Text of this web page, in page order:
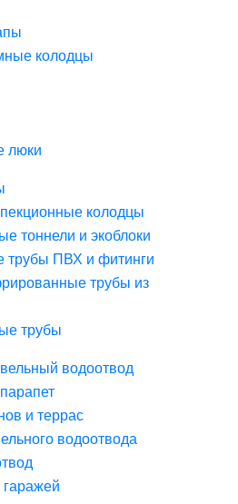
колодцы
люки
колодцы
тоннели и экоблоки
трубы ПВХ и фитинги
трубы из
трубы
водоотвод
и террас
водоотвода
гаражей